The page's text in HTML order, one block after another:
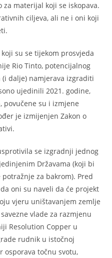
za materijal koji se iskopava.
ciljeva, ali ne i oni koji
su se tijekom prosvjeda
Rio Tinto, potencijalnog
dalje) namjerava izgraditi
ujedinili 2021. godine,
povučene su i izmjene
je izmijenjen Zakon o
se izgradnji jednog
Državama (koji bi
za bakrom). Pred
oni su naveli da će projekt
vjeru uništavanjem zemlje
vlade za razmjenu
Resolution Copper u
rudnik u istočnoj
osporava točnu svotu,